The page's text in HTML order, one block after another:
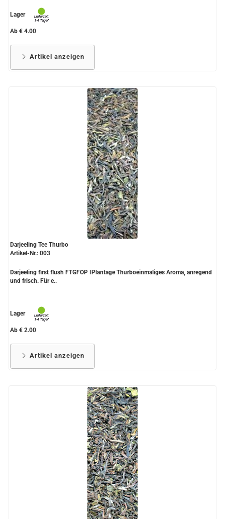
Lager
Ab € 4.00
Artikel anzeigen
Darjeeling Tee Thurbo
Artikel-Nr.: 003
Darjeeling first flush FTGFOP IPlantage Thurboeinmaliges Aroma, anregend
und frisch. Für e..
Lager
Ab € 2.00
Artikel anzeigen